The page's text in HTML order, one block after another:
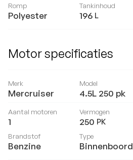
Romp
Polyester
Tankinhoud
196 L
Motor specificaties
Merk
Mercruiser
Model
4.5L 250 pk
Aantal motoren
1
Vermogen
250 PK
Brandstof
Benzine
Type
Binnenboord